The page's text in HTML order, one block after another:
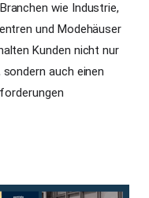
wie Industrie,
und Modehäuser
Kunden nicht nur
auch einen